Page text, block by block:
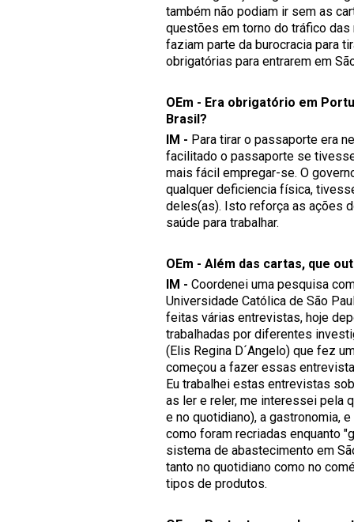
também não podiam ir sem as
questões em torno do tráfico
faziam parte da burocracia para
obrigatórias para entrarem em
OEm - Era obrigatório em
Brasil?
IM - Para tirar o passaporte era
facilitado o passaporte se
mais fácil empregar-se. O
qualquer deficiencia física,
deles(as). Isto reforça as ações
saúde para trabalhar.
OEm - Além das cartas, que
IM - Coordenei uma pesquisa
Universidade Católica de São
feitas várias entrevistas, hoje
trabalhadas por diferentes
(Elis Regina D´Angelo) que fez
começou a fazer essas
Eu trabalhei estas entrevistas
as ler e reler, me interessei pela
e no quotidiano), a gastronomia,
como foram recriadas enquanto
sistema de abastecimento em
tanto no quotidiano como no
tipos de produtos.